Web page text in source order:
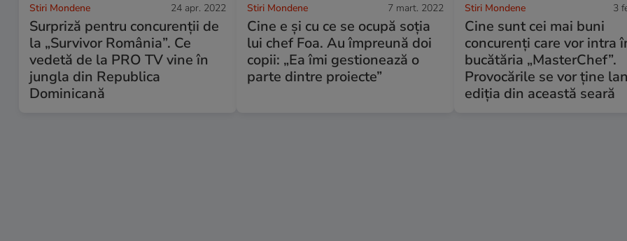
Stiri Mondene 24 apr. 2022
Surpriză pentru concurenții de
la „Survivor România”. Ce
vedetă de la PRO TV vine în
jungla din Republica
Dominicană
Stiri Mondene 7 mart. 2022
Cine e și cu ce se ocupă soția
lui chef Foa. Au împreună doi
copii: „Ea îmi gestionează o
parte dintre proiecte”
Stiri Mondene 3
Cine sunt cei mai buni
concurenți care vor intra
bucătăria „MasterChef”.
Provocările se vor ține
ediția din această seară